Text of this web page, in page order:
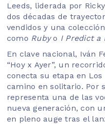
Leeds, liderada por
dos décadas de
vendidos y una
como Rubyo I Predict a
En clave nacional, Iván
“Hoy x Ayer”, un
conecta su etapa en
camino en solitario. Por
representa una de las
nueva generación, con
en pleno auge tras el